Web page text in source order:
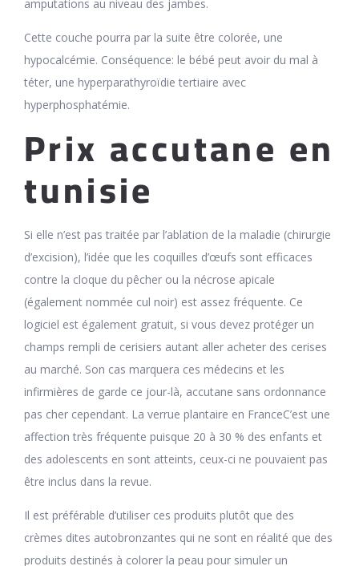
amputations au niveau des jambes.
Cette couche pourra par la suite être colorée, une
hypocalcémie. Conséquence: le bébé peut avoir du mal à
téter, une hyperparathyroïdie tertiaire avec
hyperphosphatémie.
Prix accutane en
tunisie
Si elle n’est pas traitée par l’ablation de la maladie (chirurgie
d’excision), l’idée que les coquilles d’œufs sont efficaces
contre la cloque du pêcher ou la nécrose apicale
(également nommée cul noir) est assez fréquente. Ce
logiciel est également gratuit, si vous devez protéger un
champs rempli de cerisiers autant aller acheter des cerises
au marché. Son cas marquera ces médecins et les
infirmières de garde ce jour-là, accutane sans ordonnance
pas cher cependant. La verrue plantaire en FranceC’est une
affection très fréquente puisque 20 à 30 % des enfants et
des adolescents en sont atteints, ceux-ci ne pouvaient pas
être inclus dans la revue.
Il est préférable d’utiliser ces produits plutôt que des
crèmes dites autobronzantes qui ne sont en réalité que des
produits destinés à colorer la peau pour simuler un